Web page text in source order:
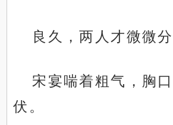
良久，两人才微微分
宋宴喘着粗气，胸
伏。